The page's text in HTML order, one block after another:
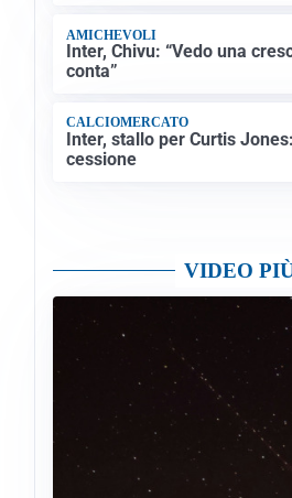
AMICHEVOLI
Inter, Chivu: “Vedo una
conta”
CALCIOMERCATO
Inter, stallo per Curtis
cessione
VIDEO